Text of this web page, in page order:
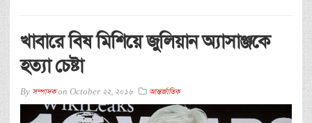
খাবারে বিষ মিশিয়ে জুলিয়ান অ্যাসাঞ্জকে
হত্যা চেষ্টা
By সম্পাদকon October 22, 2016 আন্তর্জাতিক